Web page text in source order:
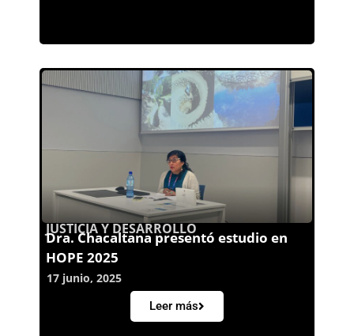
JUSTICIA Y DESARROLLO
Dra. Chacaltana presentó estudio en
HOPE 2025
17 junio, 2025
Leer más